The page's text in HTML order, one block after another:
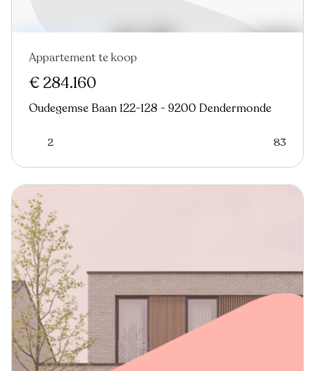
Appartement te koop
€ 284.160
Oudegemse Baan 122-128 - 9200 Dendermonde
2 83